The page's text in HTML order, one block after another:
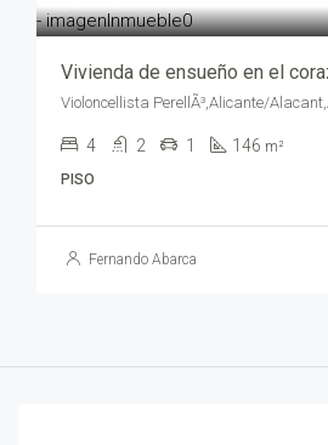
Violoncellista PerellÃ³,Alicante/
4 2 1 146 m²
PISO
Fernando Abarca